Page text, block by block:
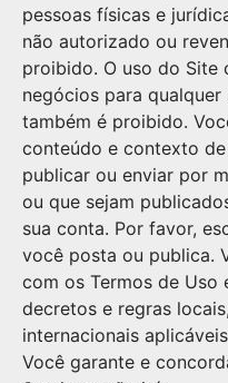
pessoas físicas e
não autorizado ou
proibido. O uso do Site
negócios para
também é proibido.
conteúdo e contexto
publicar ou enviar por
ou que sejam
sua conta. Por favor,
você posta ou publica.
com os Termos de Uso
decretos e regras
internacionais
Você garante e